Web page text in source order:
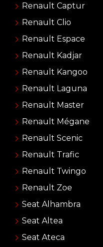
Renault Captur
Renault Clio
Renault Espace
Renault Kadjar
Renault Kangoo
Renault Laguna
Renault Master
Renault Mégane
Renault Scenic
Renault Trafic
Renault Twingo
Renault Zoe
Seat Alhambra
Seat Altea
Seat Ateca